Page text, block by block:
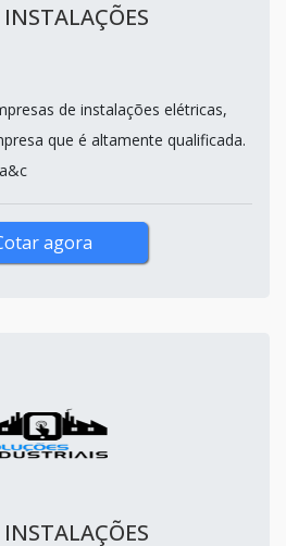
INSTALAÇÕES
de instalações elétricas,
que é altamente qualificada.
agora
INSTALAÇÕES